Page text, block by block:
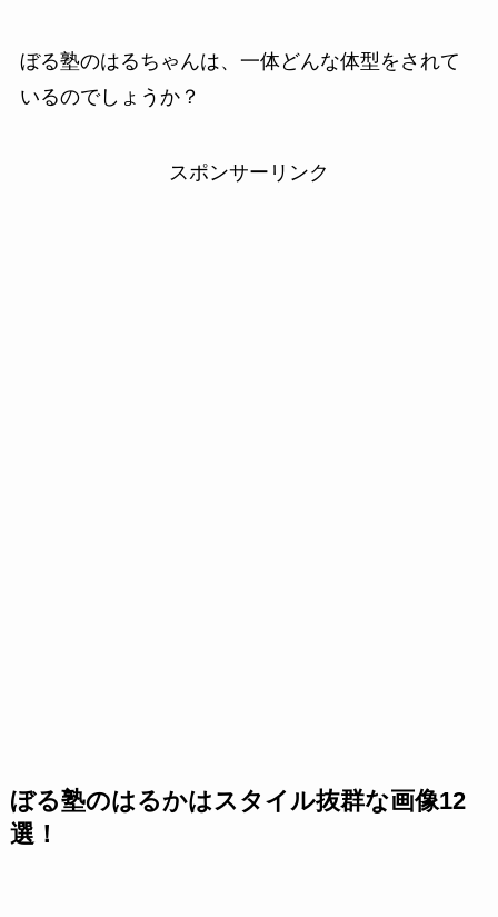
ぼる塾のはるちゃんは、一体どんな体型をされて
いるのでしょうか？
スポンサーリンク
ぼる塾のはるかはスタイル抜群な画像12
選！